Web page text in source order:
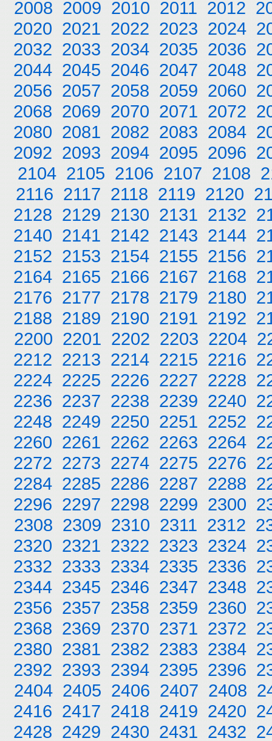
2008 2009 2010 2011 2012
2020 2021 2022 2023 2024
2032 2033 2034 2035 2036
2044 2045 2046 2047 2048
2056 2057 2058 2059 2060
2068 2069 2070 2071 2072
2080 2081 2082 2083 2084
2092 2093 2094 2095 2096
2104 2105 2106 2107 2108
2116 2117 2118 2119 2120
2128 2129 2130 2131 2132
2140 2141 2142 2143 2144
2152 2153 2154 2155 2156
2164 2165 2166 2167 2168
2176 2177 2178 2179 2180
2188 2189 2190 2191 2192
2200 2201 2202 2203 2204
2212 2213 2214 2215 2216
2224 2225 2226 2227 2228
2236 2237 2238 2239 2240
2248 2249 2250 2251 2252
2260 2261 2262 2263 2264
2272 2273 2274 2275 2276
2284 2285 2286 2287 2288
2296 2297 2298 2299 2300
2308 2309 2310 2311 2312
2320 2321 2322 2323 2324
2332 2333 2334 2335 2336
2344 2345 2346 2347 2348
2356 2357 2358 2359 2360
2368 2369 2370 2371 2372
2380 2381 2382 2383 2384
2392 2393 2394 2395 2396
2404 2405 2406 2407 2408
2416 2417 2418 2419 2420
2428 2429 2430 2431 2432